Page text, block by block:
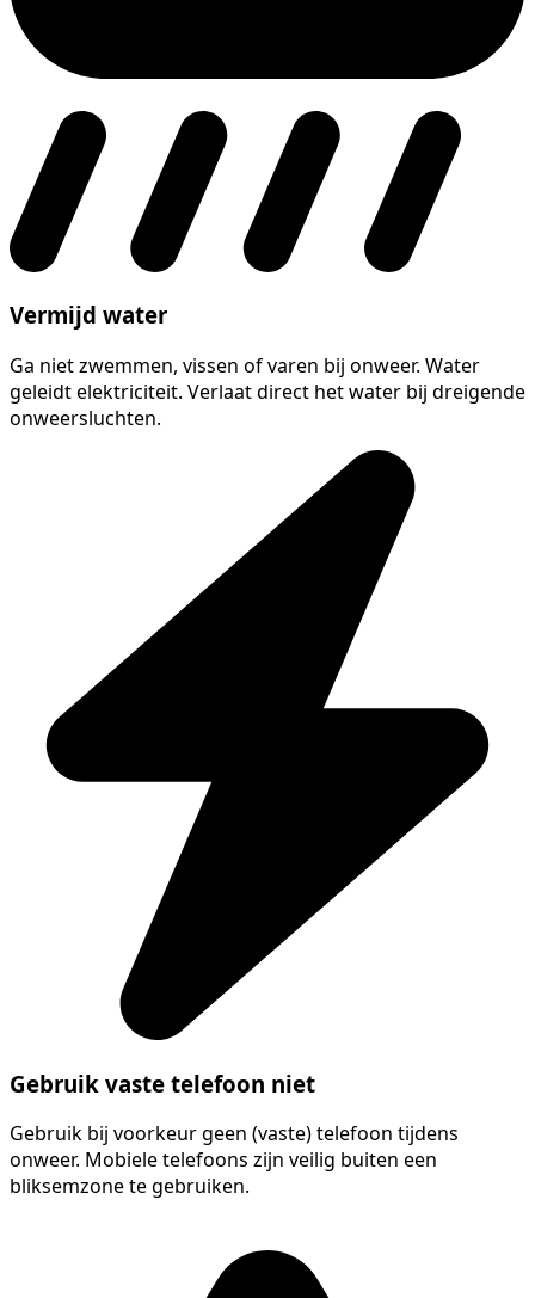
Vermijd water
Ga niet zwemmen, vissen of varen bij onweer. Water
geleidt elektriciteit. Verlaat direct het water bij dreigende
onweersluchten.
Gebruik vaste telefoon niet
Gebruik bij voorkeur geen (vaste) telefoon tijdens
onweer. Mobiele telefoons zijn veilig buiten een
bliksemzone te gebruiken.